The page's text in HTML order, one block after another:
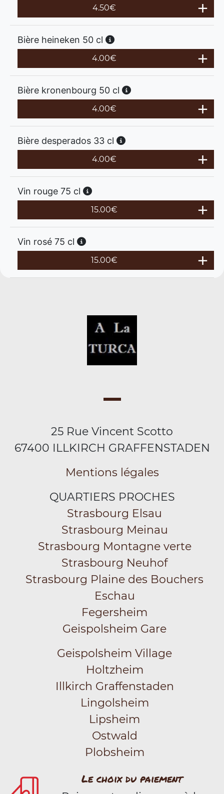
4.50€
Bière heineken 50 cl
4.00€
Bière kronenbourg 50 cl
4.00€
Bière desperados 33 cl
4.00€
Vin rouge 75 cl
15.00€
Vin rosé 75 cl
15.00€
25 Rue Vincent Scotto
67400 ILLKIRCH GRAFFENSTADEN
Mentions légales
QUARTIERS PROCHES
Strasbourg Elsau
Strasbourg Meinau
Strasbourg Montagne verte
Strasbourg Neuhof
Strasbourg Plaine des Bouchers
Eschau
Fegersheim
Geispolsheim Gare
Geispolsheim Village
Holtzheim
Illkirch Graffenstaden
Lingolsheim
Lipsheim
Ostwald
Plobsheim
Le choix du paiement